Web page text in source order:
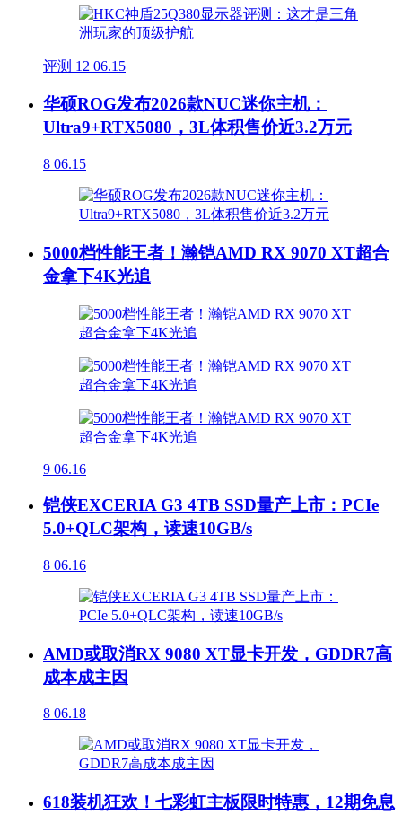
评测 12 06.15
华硕ROG发布2026款NUC迷你主机：
Ultra9+RTX5080，3L体积售价近3.2万元
8 06.15
5000档性能王者！瀚铠AMD RX 9070 XT超合
金拿下4K光追
9 06.16
铠侠EXCERIA G3 4TB SSD量产上市：PCIe
5.0+QLC架构，读速10GB/s
8 06.16
AMD或取消RX 9080 XT显卡开发，GDDR7高
成本成主因
8 06.18
618装机狂欢！七彩虹主板限时特惠，12期免息